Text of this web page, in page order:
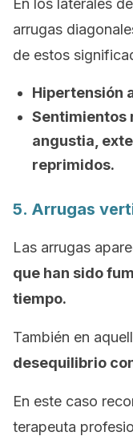
En los laterales
arrugas
de estos
Hipertensión
Sentimientos
angustia,
reprimidos.
5. Arrugas
Las arrugas
que han sido
tiempo.
También en
desequilibrio
En este caso
terapeuta